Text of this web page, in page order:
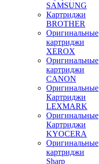
SAMSUNG
Картриджи
BROTHER
Оригинальные
картриджи
XEROX
Оригинальные
картриджи
CANON
Оригинальные
Картриджи
LEXMARK
Оригинальные
Картриджи
KYOCERA
Оригинальные
картриджи
Sharp